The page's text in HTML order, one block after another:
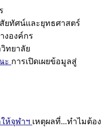
ยทัศน์และยุทธศาสตร์
งองค์กร
ทยาลัย
ะ การเปิดเผยข้อมูลสู่
ห้จุฬาฯ เหตุผลที่...ทำไมต้อง